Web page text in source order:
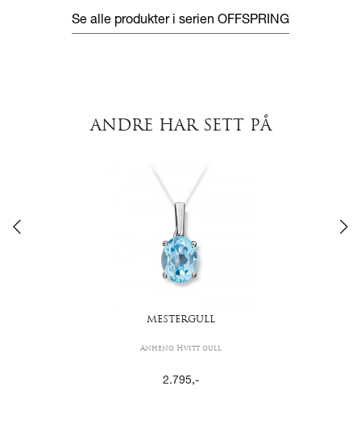
Se alle produkter i serien OFFSPRING
ANDRE HAR SETT PÅ
MESTERGULL
Anheng Hvitt gull
2.795,-